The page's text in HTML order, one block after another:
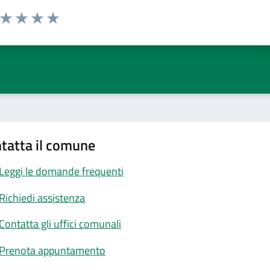
da 1 a 5 stelle la pagina
il comune
Leggi le domande frequenti
Richiedi assistenza
Contatta gli uffici comunali
Prenota appuntamento